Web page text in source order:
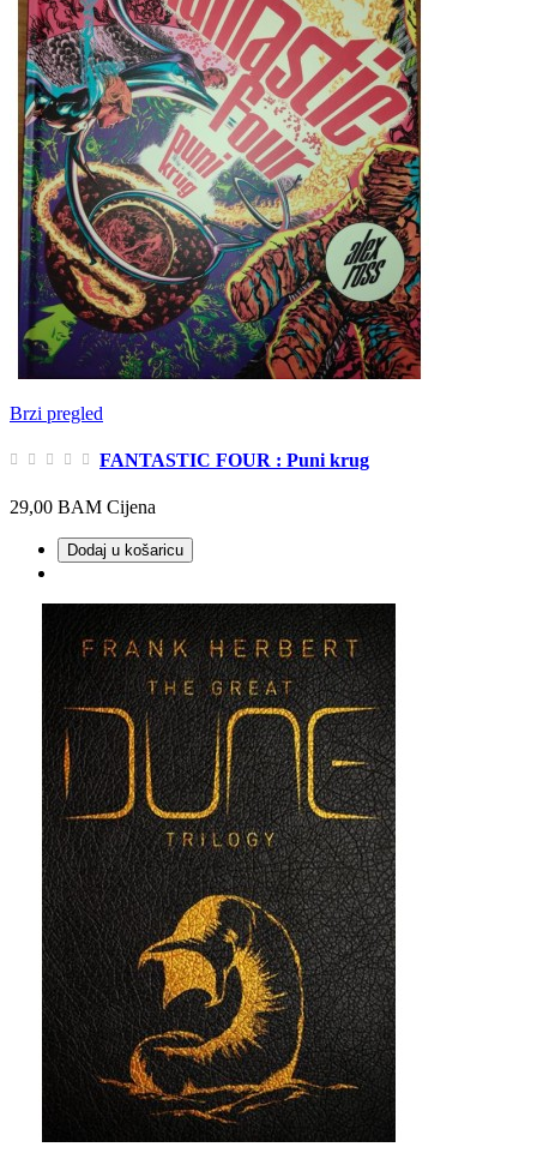
Brzi pregled
FANTASTIC FOUR : Puni krug
29,00 BAM Cijena
Dodaj u košaricu